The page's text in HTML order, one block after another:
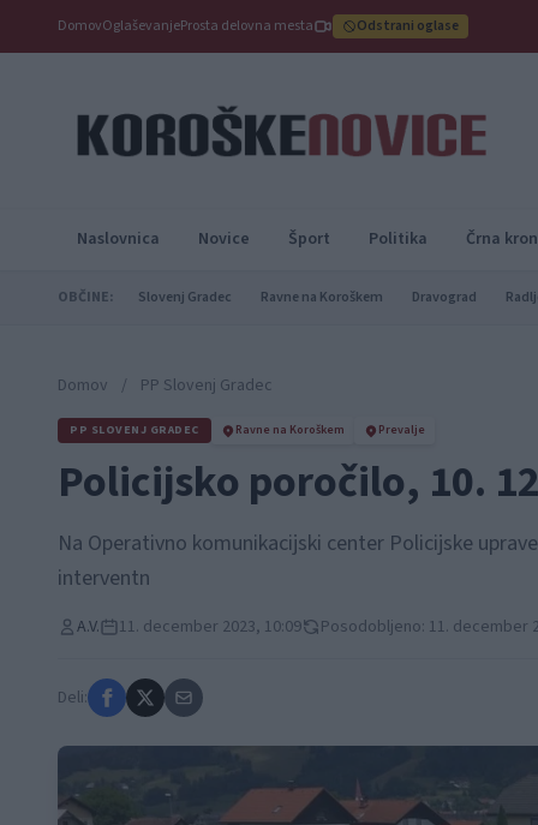
DomovOglaševanjeProsta delovna mesta Odstrani oglase
Naslovnica Novice Šport Politika Črna
OBČINE: Slovenj Gradec Ravne na Koroškem Dravograd
Domov / PP Slovenj Gradec
PP SLOVENJ GRADEC Ravne na Koroškem Prevalje
Policijsko poročilo, 10.
Na Operativno komunikacijski center Policijske
interventn
A.V. 11. december 2023, 10:09 Posodobljeno: 11. december
Deli: